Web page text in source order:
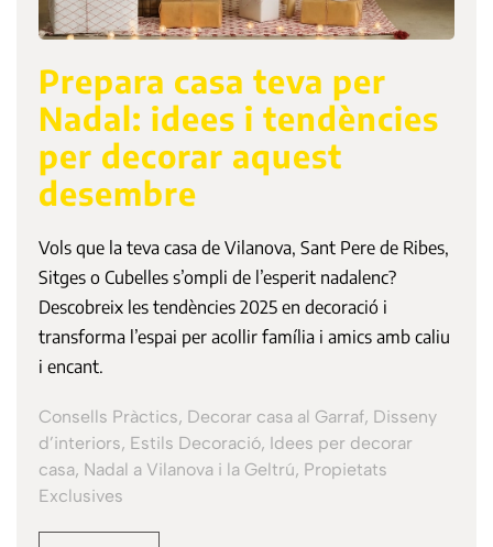
Prepara casa teva per
Nadal: idees i tendències
per decorar aquest
desembre
Vols que la teva casa de Vilanova, Sant Pere de Ribes,
Sitges o Cubelles s’ompli de l’esperit nadalenc?
Descobreix les tendències 2025 en decoració i
transforma l’espai per acollir família i amics amb caliu
i encant.
Consells Pràctics, Decorar casa al Garraf, Disseny
d’interiors, Estils Decoració, Idees per decorar
casa, Nadal a Vilanova i la Geltrú, Propietats
Exclusives